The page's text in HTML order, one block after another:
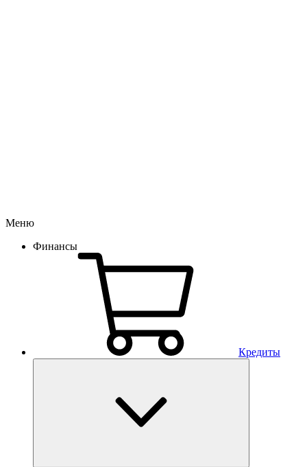
Меню
Финансы
Кредиты